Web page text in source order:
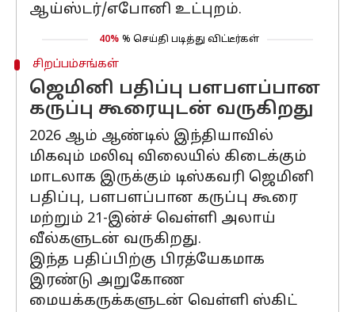
ஆய்ஸ்டர்/எபோனி உட்புறம்.
40% % செய்தி படித்து விட்டீர்கள்
சிறப்பம்சங்கள்
ஜெமினி பதிப்பு பளபளப்பான
கருப்பு கூரையுடன் வருகிறது
2026 ஆம் ஆண்டில் இந்தியாவில்
மிகவும் மலிவு விலையில் கிடைக்கும்
மாடலாக இருக்கும் டிஸ்கவரி ஜெமினி
பதிப்பு, பளபளப்பான கருப்பு கூரை
மற்றும் 21-இன்ச் வெள்ளி அலாய்
வீல்களுடன் வருகிறது.
இந்த பதிப்பிற்கு பிரத்யேகமாக
இரண்டு அறுகோண
மையக்கருக்களுடன் வெள்ளி ஸ்கிட்